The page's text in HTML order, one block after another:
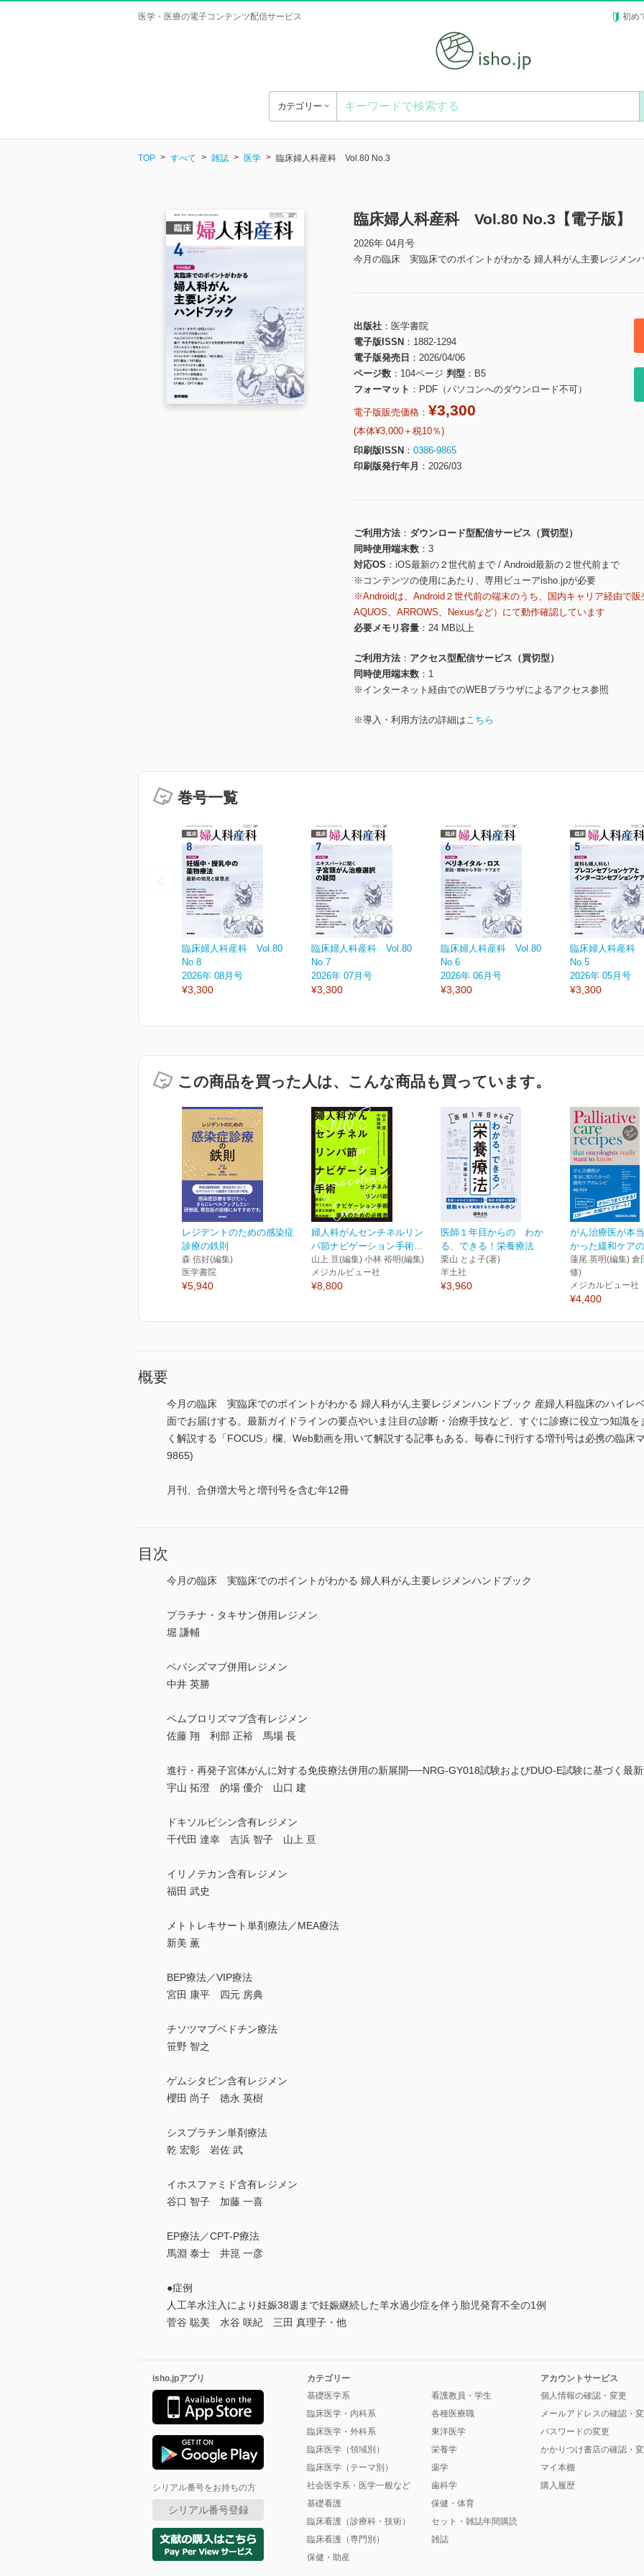
医学・医療の電子コンテンツ配信サービス 初め
カテゴリー
TOP すべて 雑誌 医学 臨床婦人科産科 Vol.80 No.3
臨床婦人科産科 Vol.80 No.3【電子版】
2026年 04月号
今月の臨床 実臨床でのポイントがわかる 婦人科がん主要レジメン
出版社
医学書院
電子版ISSN
1882-1294
電子版発売日
2026/04/06
ページ数
104ページ 判型
B5
フォーマット
PDF（パソコンへのダウンロード不可）
電子版販売価格： ¥3,300
(本体¥3,000＋税10％)
印刷版ISSN
0386-9865
印刷版発行年月
2026/03
ご利用方法
ダウンロード型配信サービス（買切型）
同時使用端末数
3
対応OS
iOS最新の２世代前まで / Android最新の２世代前まで
※コンテンツの使用にあたり、専用ビューアisho.jpが必要
※Androidは、Android２世代前の端末のうち、国内キャリア経由で販
AQUOS、ARROWS、Nexusなど）にて動作確認しています
必要メモリ容量
24 MB以上
ご利用方法
アクセス型配信サービス（買切型）
同時使用端末数
1
※インターネット経由でのWEBブラウザによるアクセス参照
※導入・利用方法の詳細はこちら
巻号一覧
臨床婦人科産科 Vol.80
No.8
2026年 08月号
¥3,300
臨床婦人科産科 Vol.80
No.7
2026年 07月号
¥3,300
臨床婦人科産科 Vol.80
No.6
2026年 06月号
¥3,300
臨床婦人科産科
No.5
2026年 05月号
¥3,300
この商品を買った人は、こんな商品も買っています。
レジデントのための感染症
診療の鉄則
森 信好(編集)
医学書院
¥5,940
婦人科がんセンチネルリン
パ節ナビゲーション手術...
山上 亘(編集) 小林 裕明(編集)
メジカルビュー社
¥8,800
医師１年目からの わか
る、できる！栄養療法
栗山 とよ子(著)
羊土社
¥3,960
がん治療医が本
かった緩和ケア
蓮尾 英明(編集) 倉
修)
メジカルビュー社
¥4,400
概要
今月の臨床 実臨床でのポイントがわかる 婦人科がん主要レジメンハンドブック 産婦人科臨床のハイレ
面でお届けする。最新ガイドラインの要点やいま注目の診断・治療手技など、すぐに診療に役立つ知識
く解説する「FOCUS」欄、Web動画を用いて解説する記事もある。毎春に刊行する増刊号は必携の臨床
9865)
月刊、合併増大号と増刊号を含む年12冊
目次
今月の臨床 実臨床でのポイントがわかる 婦人科がん主要レジメンハンドブック
プラチナ・タキサン併用レジメン
堀 謙輔
ベバシズマブ併用レジメン
中井 英勝
ペムブロリズマブ含有レジメン
佐藤 翔 利部 正裕 馬場 長
進行・再発子宮体がんに対する免疫療法併用の新展開──NRG-GY018試験およびDUO-E試験に基づく最
宇山 拓澄 的場 優介 山口 建
ドキソルビシン含有レジメン
千代田 達幸 吉浜 智子 山上 亘
イリノテカン含有レジメン
福田 武史
メトトレキサート単剤療法／MEA療法
新美 薫
BEP療法／VIP療法
宮田 康平 四元 房典
チソツマブベドチン療法
笹野 智之
ゲムシタビン含有レジメン
櫻田 尚子 徳永 英樹
シスプラチン単剤療法
乾 宏彰 岩佐 武
イホスファミド含有レジメン
谷口 智子 加藤 一喜
EP療法／CPT-P療法
馬淵 泰士 井箟 一彦
●症例
人工羊水注入により妊娠38週まで妊娠継続した羊水過少症を伴う胎児発育不全の1例
菅谷 聡美 水谷 咲紀 三田 真理子・他
isho.jpアプリ
シリアル番号をお持ちの方
シリアル番号登録
カテゴリー
基礎医学系
臨床医学・内科系
臨床医学・外科系
臨床医学（領域別）
臨床医学（テーマ別）
社会医学系・医学一般など
基礎看護
臨床看護（診療科・技術）
臨床看護（専門別）
保健・助産
看護教員・学生
各種医療職
東洋医学
栄養学
薬学
歯科学
保健・体育
セット・雑誌年間購読
雑誌
アカウントサービス
個人情報の確認・変更
メールアドレスの確認・
パスワードの変更
かかりつけ書店の確認・
マイ本棚
購入履歴